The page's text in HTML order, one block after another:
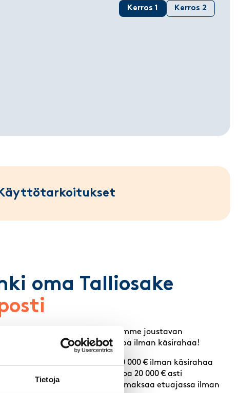
Tietoja
Kerros 1 Kerros 2
oma Talliosake
Osuuspankin kanssa tarjoamme joustavan
– hanki Talliosake omaksi jopa ilman käsirahaa!
rahoitusta jopa 50 000 € ilman käsirahaa
vakuudetonta luottoa 20 000 € asti
laina-ajat ja mahdollisuus maksaa etuajassa ilman